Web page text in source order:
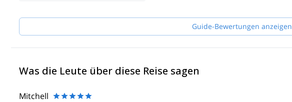
Guide-Bewertungen anzeigen
Was die Leute über diese Reise sagen
Mitchell